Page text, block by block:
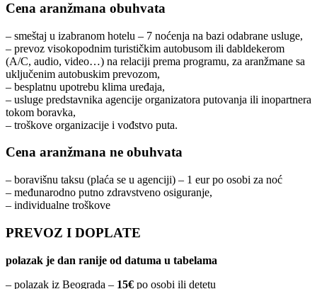
Cena aranžmana obuhvata
– smeštaj u izabranom hotelu – 7 noćenja na bazi odabrane usluge,
– prevoz visokopodnim turističkim autobusom ili dabldekerom
(A/C, audio, video…) na relaciji prema programu, za aranžmane sa
uključenim autobuskim prevozom,
– besplatnu upotrebu klima uređaja,
– usluge predstavnika agencije organizatora putovanja ili inopartnera
tokom boravka,
– troškove organizacije i vođstvo puta.
Cena aranžmana ne obuhvata
– boravišnu taksu (plaća se u agenciji) – 1 eur po osobi za noć
– međunarodno putno zdravstveno osiguranje,
– individualne troškove
PREVOZ I DOPLATE
polazak je dan ranije od datuma u tabelama
– polazak iz Beograda – 15€ po osobi ili detetu